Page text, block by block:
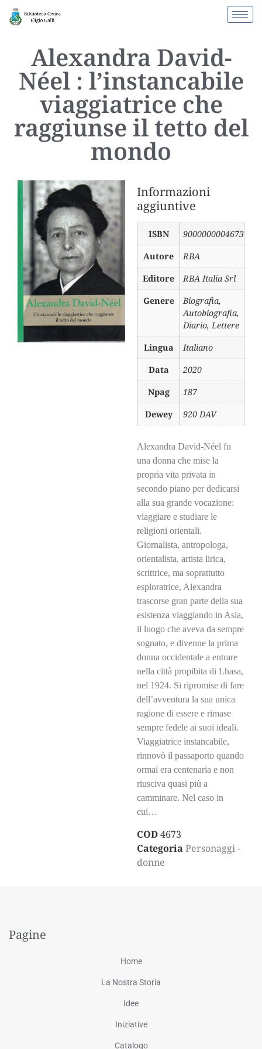
Alexandra David-
Néel : l’instancabile
viaggiatrice che
raggiunse il tetto del
mondo
Informazioni
aggiuntive
ISBN
9000000004673
Autore
RBA
Editore
RBA Italia Srl
Genere
Biografia,
Autobiografia,
Diario, Lettere
Lingua
Italiano
Data
2020
Npag
187
Dewey
920 DAV
Alexandra David-Néel fu
una donna che mise la
propria vita privata in
secondo piano per dedicarsi
alla sua grande vocazione:
viaggiare e studiare le
religioni orientali.
Giornalista, antropologa,
orientalista, artista lirica,
scrittrice, ma soprattutto
esploratrice, Alexandra
trascorse gran parte della sua
esistenza viaggiando in Asia,
il luogo che aveva da sempre
sognato, e divenne la prima
donna occidentale a entrare
nella città propibita di Lhasa,
nel 1924. Si ripromise di fare
dell’avventura la sua unica
ragione di essere e rimase
sempre fedele ai suoi ideali.
Viaggiatrice instancabile,
rinnovò il passaporto quando
ormai era centenaria e non
riusciva quasi più a
camminare. Nel caso in
cui…
COD4673
Categoria Personaggi -
donne
Pagine
Home
La Nostra Storia
Idee
Iniziative
Catalogo